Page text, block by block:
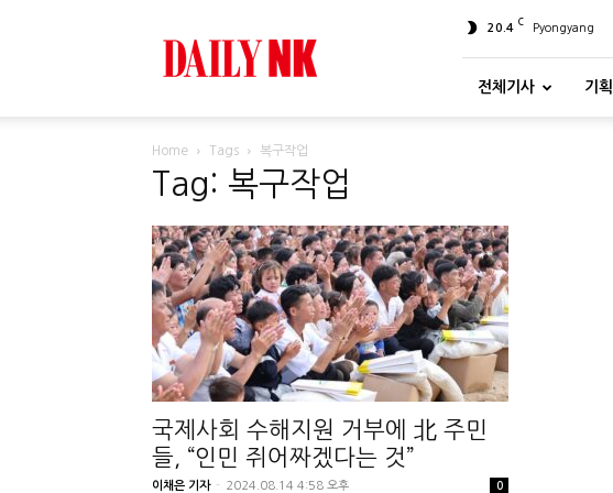
20.4 C Pyongyang
전체기사 기획
Home Tags 복구작업
Tag: 복구작업
국제사회 수해지원 거부에 北 주민
들, “인민 쥐어짜겠다는 것”
이채은 기자 - 2024.08.14 4:58 오후 0